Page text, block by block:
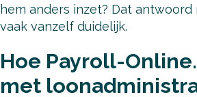
hem anders inzet? Dat antwoord
vaak vanzelf duidelijk.
Hoe Payroll-
met